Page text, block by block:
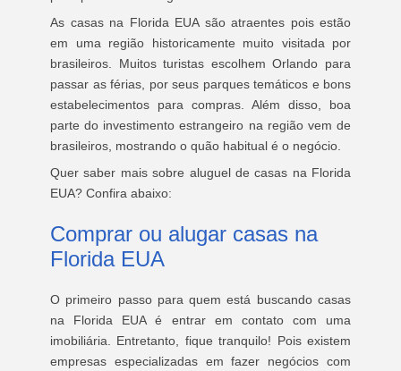
As casas na Florida EUA são atraentes pois estão
em uma região historicamente muito visitada por
brasileiros. Muitos turistas escolhem Orlando para
passar as férias, por seus parques temáticos e bons
estabelecimentos para compras. Além disso, boa
parte do investimento estrangeiro na região vem de
brasileiros, mostrando o quão habitual é o negócio.
Quer saber mais sobre aluguel de casas na Florida
EUA? Confira abaixo:
Comprar ou alugar casas na
Florida EUA
O primeiro passo para quem está buscando casas
na Florida EUA é entrar em contato com uma
imobiliária. Entretanto, fique tranquilo! Pois existem
empresas especializadas em fazer negócios com